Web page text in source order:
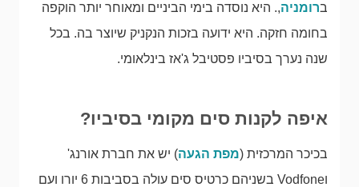
ברומניה,. היא נוסדה בימי הביניים ומאוחר יותר הוקפה
בחומה חזקה. היא ידועה בזכות הנקניק שיוצר בה. בכל
שנה נערך בסיביו פסטיבל ג'אז בינלאומי.
איפה לקנות סים מקומי בסיביו?
בכיכר המרכזית (מפת הגעה) יש את חברת אורנג'
וVodfone בשניהם כרטיס סים עולה בסביבות 6 יורו ועם